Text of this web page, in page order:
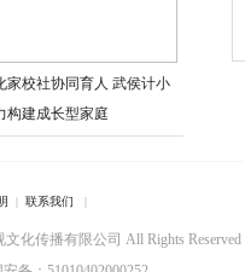
家校社协同育人 武侯计小
构建成长型家庭
| 联系我们 |
化传播有限公司 All Rights Reserved